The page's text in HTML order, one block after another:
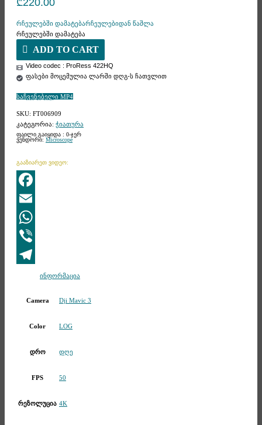
რჩეულებში დამატებარჩეულებიდან წაშლა
რჩეულებში დამატება
ADD TO CART
Video codec : ProRess 422HQ
ფასები მოცემულია ლარში დღგ-ს ჩათვლით
საჩვენებელი MP4
SKU: FT006909
კატეგორია: ჭიათურა
ფაილი გაიყიდა : 0-ჯერ
ვენდორი: Microscope
გააზიარეთ ვიდეო:
Facebook
Email
WhatsApp
Viber
Telegramინფორმაცია
Camera Dji Mavic 3
Color LOG
დრო დღე
FPS 50
რეზოლუცია 4K